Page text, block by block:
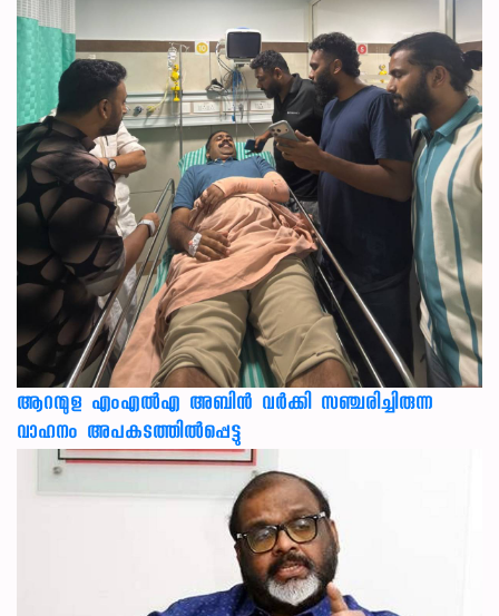
ആറന്മുള എംഎൽഎ അബിൻ വർക്കി സഞ്ചരിച്ചിരുന്ന
വാഹനം അപകടത്തിൽപ്പെട്ടു